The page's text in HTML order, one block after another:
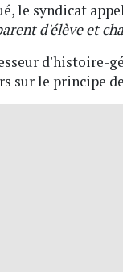
le syndicat
d'élève et
d'histoire-
sur le principe